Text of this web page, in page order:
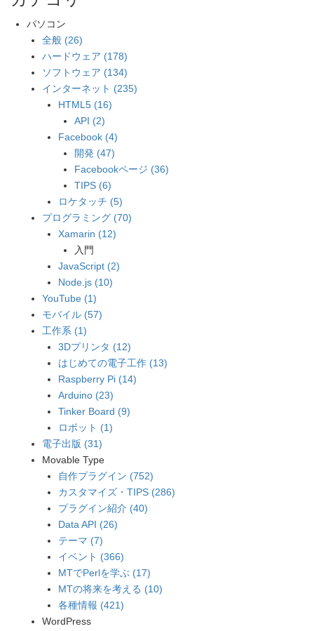
パソコン
全般 (26)
ハードウェア (178)
ソフトウェア (134)
インターネット (235)
HTML5 (16)
API (2)
Facebook (4)
開発 (47)
Facebookページ (36)
TIPS (6)
ロケタッチ (5)
プログラミング (70)
Xamarin (12)
入門
JavaScript (2)
Node.js (10)
YouTube (1)
モバイル (57)
工作系 (1)
3Dプリンタ (12)
はじめての電子工作 (13)
Raspberry Pi (14)
Arduino (23)
Tinker Board (9)
ロボット (1)
電子出版 (31)
Movable Type
自作プラグイン (752)
カスタマイズ・TIPS (286)
プラグイン紹介 (40)
Data API (26)
テーマ (7)
イベント (366)
MTでPerlを学ぶ (17)
MTの将来を考える (10)
各種情報 (421)
WordPress